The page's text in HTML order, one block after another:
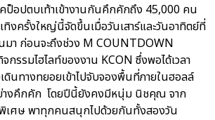
ป็อปตบเท้าเข้างานกันคึกคักถึง 45,000 คน
งครั้งใหญ่นี้จัดขึ้นเมื่อวันเสาร์และวันอาทิตย์ที่
า ก่อนจะถึงช่วง M COUNTDOWN
รรมไฮไลท์ของงาน KCON ซึ่งพอได้เวลา
ดินทางทยอยเข้าไปจับจองพื้นที่ภายในฮอลล์
างคึกคัก โดยปีนี้ยังคงมีหนุ่ม นิชคุณ จาก
เศษ พาทุกคนสนุกไปด้วยกันทั้งสองวัน